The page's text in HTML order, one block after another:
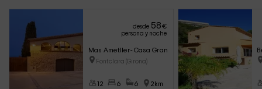
desde 58€
persona y noche
Mas Ametller- Casa Gran
Fontclara (Girona)
12 6 6 2km